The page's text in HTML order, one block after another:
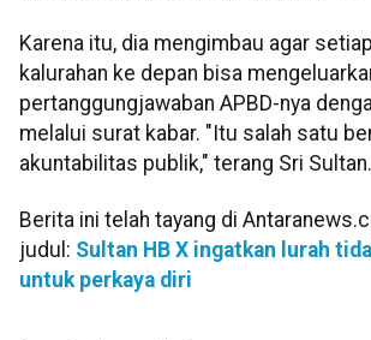
Karena itu, dia mengimbau agar
kalurahan ke depan bisa
pertanggungjawaban APBD-nya
melalui surat kabar. "Itu salah satu
akuntabilitas publik," terang Sri Sultan.
Berita ini telah tayang di
judul: Sultan HB X ingatkan lurah
untuk perkaya diri